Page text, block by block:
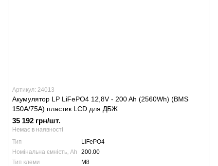
Артикул: 24013
Акумулятор LP LiFePO4 12,8V - 200 Ah (2560Wh) (BMS
150A/75А) пластик LCD для ДБЖ
35 192 грн/шт.
Немає в наявності
Тип
LiFePO4
Номінальна ємність, Ah
200.00
Тип клеми
М8